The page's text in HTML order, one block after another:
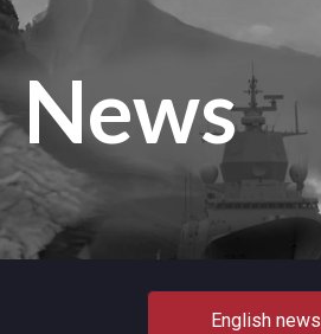
News
English news